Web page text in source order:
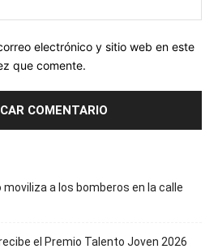
electrónico y sitio web en este
que comente.
moviliza a los bomberos en la calle
el Premio Talento Joven 2026